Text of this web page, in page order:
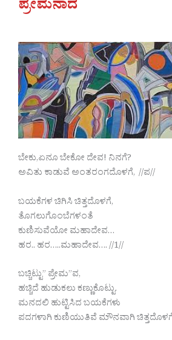
ಪ್ರೇಮನಾದ
ಬೇಕು,ಏನೂ ಬೇಕೋ ದೇವ! ನಿನಗೆ?
ಅವಿತು ಕಾಡುವೆ ಅಂತರಂಗದೊಳಗೆ, //ಪ//
ಬಯಕೆಗಳ ಚಿಗಿಸಿ ಚಿತ್ತದೊಳಗೆ,
ತೊಗಲುಗೊಂಬೆಗಳಂತೆ
ಕುಣಿಸುವೆಯೋ ಮಹಾದೇವ…
ಹರ.. ಹರ…..ಮಹಾದೇವ…. //1//
ಬಚ್ಚಿಟ್ಟು” ಪ್ರೇಮ”ವ,
ಹಚ್ಚಿದೆ ಹುಡುಕಲು ಕಣ್ಣುಕೊಟ್ಟು.
ಮನದಲಿ ಹುಟ್ಟಿಸಿದ ಬಯಕೆಗಳು
ಪದಗಳಾಗಿ ಕುಣಿಯುತಿವೆ ಮೌನವಾಗಿ